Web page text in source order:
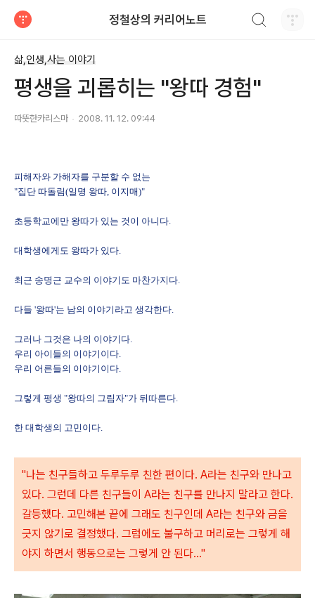
정철상의 커리어노트
삶,인생,사는 이야기
평생을 괴롭히는 "왕따 경험"
따뜻한카리스마 2008. 11. 12. 09:44
피해자와 가해자를 구분할 수 없는
"집단 따돌림(일명 왕따, 이지매)"
초등학교에만 왕따가 있는 것이 아니다.
대학생에게도 왕따가 있다.
최근 송명근 교수의 이야기도 마찬가지다.
다들 '왕따'는 남의 이야기라고 생각한다.
그러나 그것은 나의 이야기다.
우리 아이들의 이야기이다.
우리 어른들의 이야기이다.
그렇게 평생 "왕따의 그림자"가 뒤따른다.
한 대학생의 고민이다.
"나는 친구들하고 두루두루 친한 편이다. A라는 친구와 만나고
있다. 그런데 다른 친구들이 A라는 친구를 만나지 말라고 한다.
갈등했다. 고민해본 끝에 그래도 친구인데 A라는 친구와 금을
긋지 않기로 결정했다. 그럼에도 불구하고 머리로는 그렇게 해
야지 하면서 행동으로는 그렇게 안 된다..."